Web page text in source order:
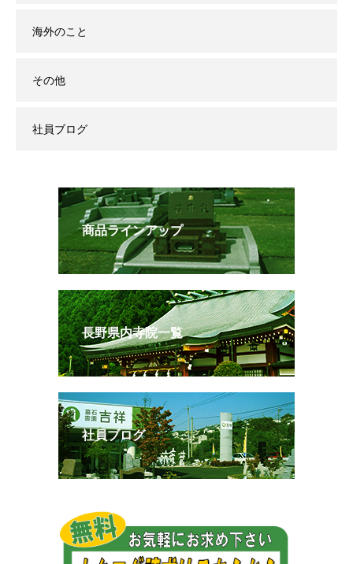
海外のこと
その他
社員ブログ
商品ラインアップ
長野県内寺院一覧
社員ブログ